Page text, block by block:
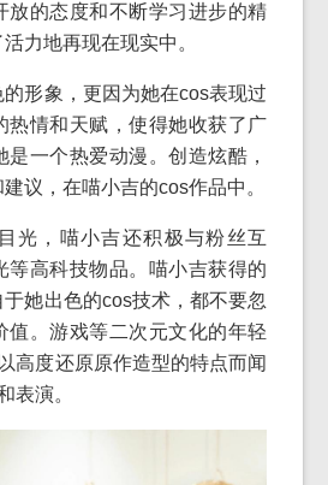
放的态度和不断学习进步的精
力地再现在现实中。
形象，更因为她在cos表现过
热情和天赋，使得她收获了广
一个热爱动漫。创造炫酷，
议，在喵小吉的cos作品中。
光，喵小吉还积极与粉丝互
等高科技物品。喵小吉获得的
她出色的cos技术，都不要忽
值。游戏等二次元文化的年轻
高度还原原作造型的特点而闻
表演。